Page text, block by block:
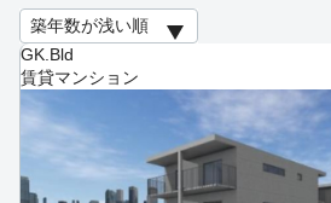
GK.Bld
賃貸マンション